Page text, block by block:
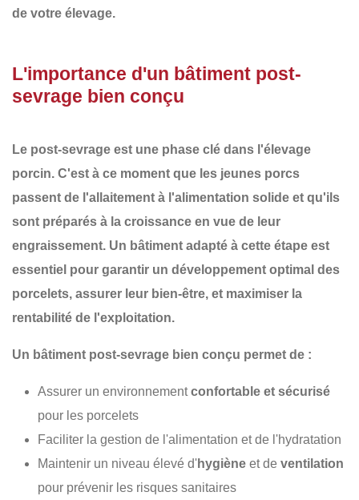
de votre élevage.
L'importance d'un bâtiment post-
sevrage bien conçu
Le post-sevrage est une phase clé dans l'élevage
porcin. C'est à ce moment que les jeunes porcs
passent de l'allaitement à l'alimentation solide et qu'ils
sont préparés à la croissance en vue de leur
engraissement. Un bâtiment adapté à cette étape est
essentiel pour garantir un développement optimal des
porcelets, assurer leur bien-être, et maximiser la
rentabilité de l'exploitation.
Un bâtiment post-sevrage bien conçu permet de :
Assurer un environnementconfortable et sécurisé
pour les porcelets
Faciliter la gestion de l'alimentation et de l'hydratation
Maintenir un niveau élevé d'hygiène et de ventilation
pour prévenir les risques sanitaires